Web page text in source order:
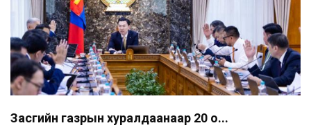
Засгийн газрын хуралдаанаар 20 о...